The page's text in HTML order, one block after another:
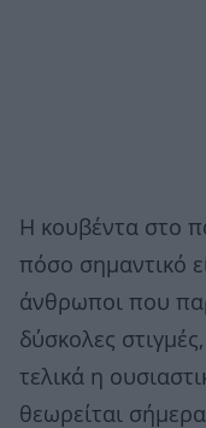
Η κουβέντα στο
πόσο σημαντικό
άνθρωποι που
δύσκολες
τελικά η
θεωρείται